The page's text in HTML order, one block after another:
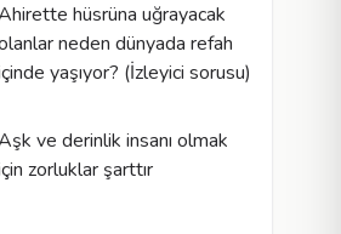
hüsrüna uğrayacak
neden dünyada refah
yaşıyor? (İzleyici sorusu)
ve derinlik insanı olmak
zorluklar şarttır